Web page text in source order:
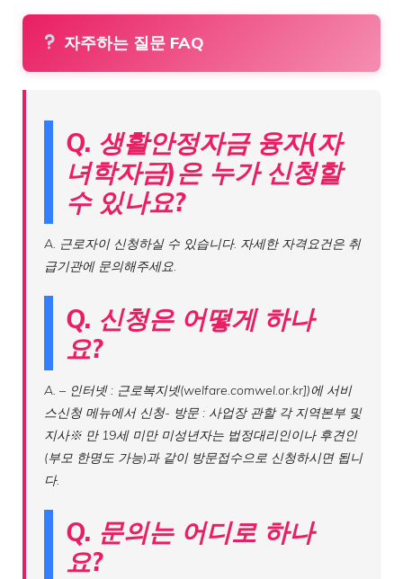
자주하는 질문 FAQ
Q. 생활안정자금 융자(자
녀학자금)은 누가 신청할
수 있나요?
A. 근로자이 신청하실 수 있습니다. 자세한 자격요건은 취
급기관에 문의해주세요.
Q. 신청은 어떻게 하나
요?
A. – 인터넷 : 근로복지넷(welfare.comwel.or.kr])에 서비
스신청 메뉴에서 신청- 방문 : 사업장 관할 각 지역본부 및
지사※ 만 19세 미만 미성년자는 법정대리인이나 후견인
(부모 한명도 가능)과 같이 방문접수으로 신청하시면 됩니
다.
Q. 문의는 어디로 하나
요?